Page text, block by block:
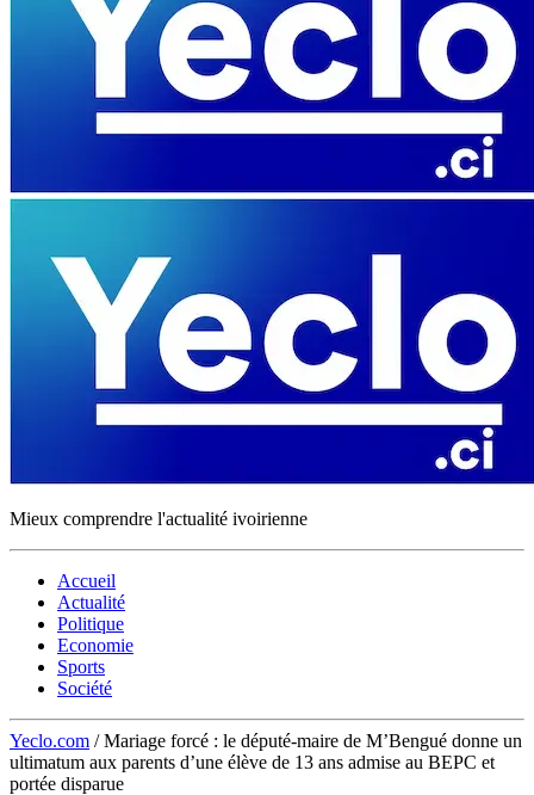
Mieux comprendre l'actualité ivoirienne
Accueil
Actualité
Politique
Economie
Sports
Société
Yeclo.com / Mariage forcé : le député-maire de M’Bengué donne un
ultimatum aux parents d’une élève de 13 ans admise au BEPC et
portée disparue